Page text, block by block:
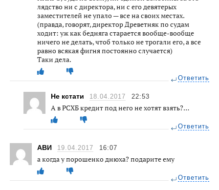
лядство ни с директора, ни с его девятерых
заместителей не упало — все на своих местах.
(правда, говорят, директор Древетняк по судам
ходит: уж как бедняга старается вообще-вообще
ничего не делать, чтоб только не трогали его, а все
равно всякая фигня постоянно случается)
Таки дела.
Ответить
Не кстати 18.04.2017 22:53
А в РСХБ кредит под него не хотят взять?…
Ответить
АВИ 19.04.2017 16:07
а когда у порошенко днюха? подарите ему
Ответить